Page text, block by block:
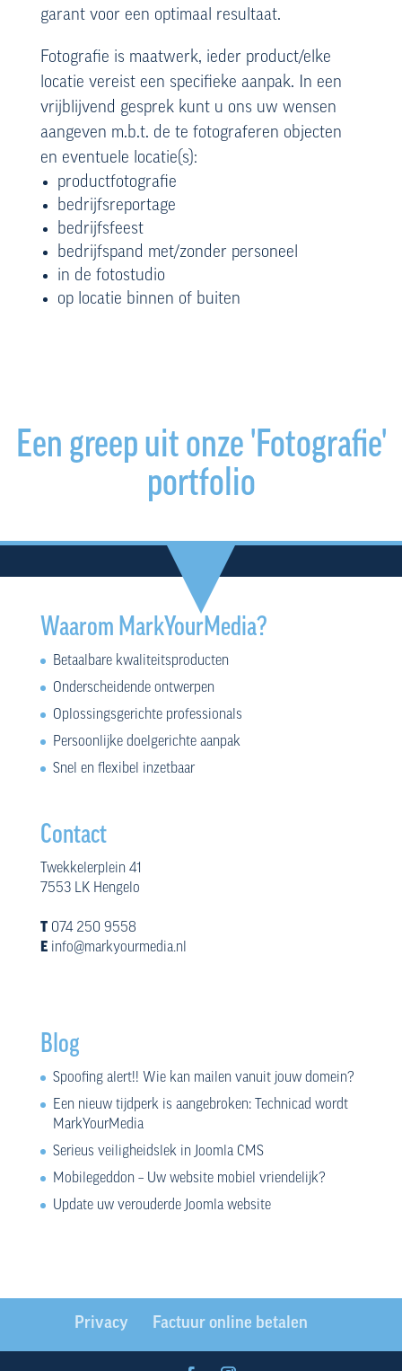
garant voor een optimaal resultaat.
Fotografie is maatwerk, ieder product/elke
locatie vereist een specifieke aanpak. In een
vrijblijvend gesprek kunt u ons uw wensen
aangeven m.b.t. de te fotograferen objecten
en eventuele locatie(s):
productfotografie
bedrijfsreportage
bedrijfsfeest
bedrijfspand met/zonder personeel
in de fotostudio
op locatie binnen of buiten
Een greep uit onze 'Fotografie'
portfolio
Waarom MarkYourMedia?
Betaalbare kwaliteitsproducten
Onderscheidende ontwerpen
Oplossingsgerichte professionals
Persoonlijke doelgerichte aanpak
Snel en flexibel inzetbaar
Contact
Twekkelerplein 41
7553 LK Hengelo
T074 250 9558
Einfo@markyourmedia.nl
Blog
Spoofing alert!! Wie kan mailen vanuit jouw domein?
Een nieuw tijdperk is aangebroken: Technicad wordt
MarkYourMedia
Serieus veiligheidslek in Joomla CMS
Mobilegeddon – Uw website mobiel vriendelijk?
Update uw verouderde Joomla website
Privacy Factuur online betalen